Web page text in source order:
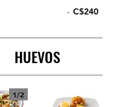
- C$240
HUEVOS
1/2